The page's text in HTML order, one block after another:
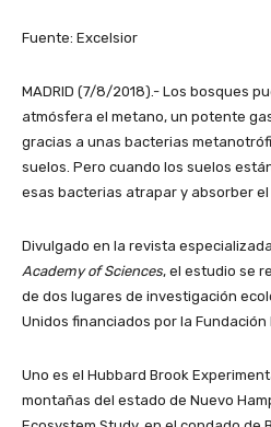
Fuente: Excelsior
MADRID (7/8/2018).- Los bosques
atmósfera el metano, un potente
gracias a unas bacterias
suelos. Pero cuando los suelos
esas bacterias atrapar y absorber el
Divulgado en la revista especializada
Academy of Sciences, el estudio se
de dos lugares de investigación
Unidos financiados por la Fundación
Uno es el Hubbard Brook
montañas del estado de Nuevo